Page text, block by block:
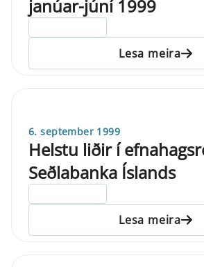
janúar-júní 1999
Lesa meira
6. september 1999
Helstu liðir í
Seðlabanka Íslands
Lesa meira